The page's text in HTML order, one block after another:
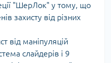
"ШерЛок" у тому, що
захисту від різних
від маніпуляцій
слайдерів і 9